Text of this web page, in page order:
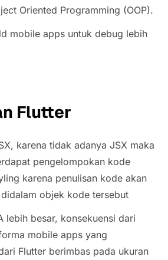
Oriented Programming (OOP).
mobile apps untuk debug lebih
Flutter
karena tidak adanya JSX maka
pengelompokan kode
karena penulisan kode akan
objek kode tersebut
lebih besar, konsekuensi dari
mobile apps yang
Flutter berimbas pada ukuran